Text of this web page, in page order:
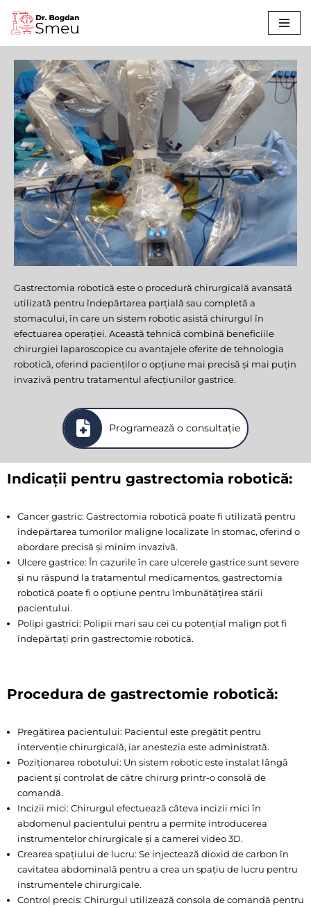
Sari
conținut
Gastrectomie Robotică
Gastrectomia robotică este o procedură chirurgicală avansată
utilizată pentru îndepărtarea parțială sau completă a
stomacului, în care un sistem robotic asistă chirurgul în
efectuarea operației. Această tehnică combină beneficiile
chirurgiei laparoscopice cu avantajele oferite de tehnologia
robotică, oferind pacienților o opțiune mai precisă și mai puțin
invazivă pentru tratamentul afecțiunilor gastrice.
Programează o consultație
Indicații pentru gastrectomia robotică:
Cancer gastric: Gastrectomia robotică poate fi utilizată pentru
îndepărtarea tumorilor maligne localizate în stomac, oferind o
abordare precisă și minim invazivă.
Ulcere gastrice: În cazurile în care ulcerele gastrice sunt severe
și nu răspund la tratamentul medicamentos, gastrectomia
robotică poate fi o opțiune pentru îmbunătățirea stării
pacientului.
Polipi gastrici: Polipii mari sau cei cu potențial malign pot fi
îndepărtați prin gastrectomie robotică.
Procedura de gastrectomie robotică:
Pregătirea pacientului: Pacientul este pregătit pentru
intervenție chirurgicală, iar anestezia este administrată.
Poziționarea robotului: Un sistem robotic este instalat lângă
pacient și controlat de către chirurg printr-o consolă de
comandă.
Incizii mici: Chirurgul efectuează câteva incizii mici în
abdomenul pacientului pentru a permite introducerea
instrumentelor chirurgicale și a camerei video 3D.
Crearea spațiului de lucru: Se injectează dioxid de carbon în
cavitatea abdominală pentru a crea un spațiu de lucru pentru
instrumentele chirurgicale.
Control precis: Chirurgul utilizează consola de comandă pentru